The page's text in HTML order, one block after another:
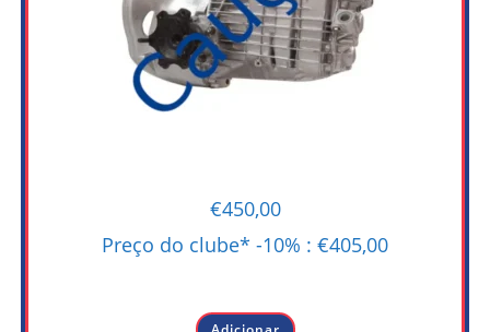
€450,00
Preço do clube* -10% : €405,00